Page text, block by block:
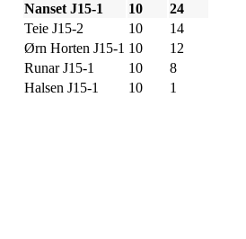
Nanset J15-1
10
24
Teie J15-2
10
14
Ørn Horten J15-1 10
12
Runar J15-1
10
8
Halsen J15-1
10 1